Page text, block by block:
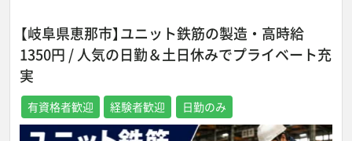
【岐阜県恵那市】ユニット鉄筋の製造・高時給
1350円 / 人気の日勤＆土日休みでプライベート充
実
有資格者歓迎 経験者歓迎 日勤のみ